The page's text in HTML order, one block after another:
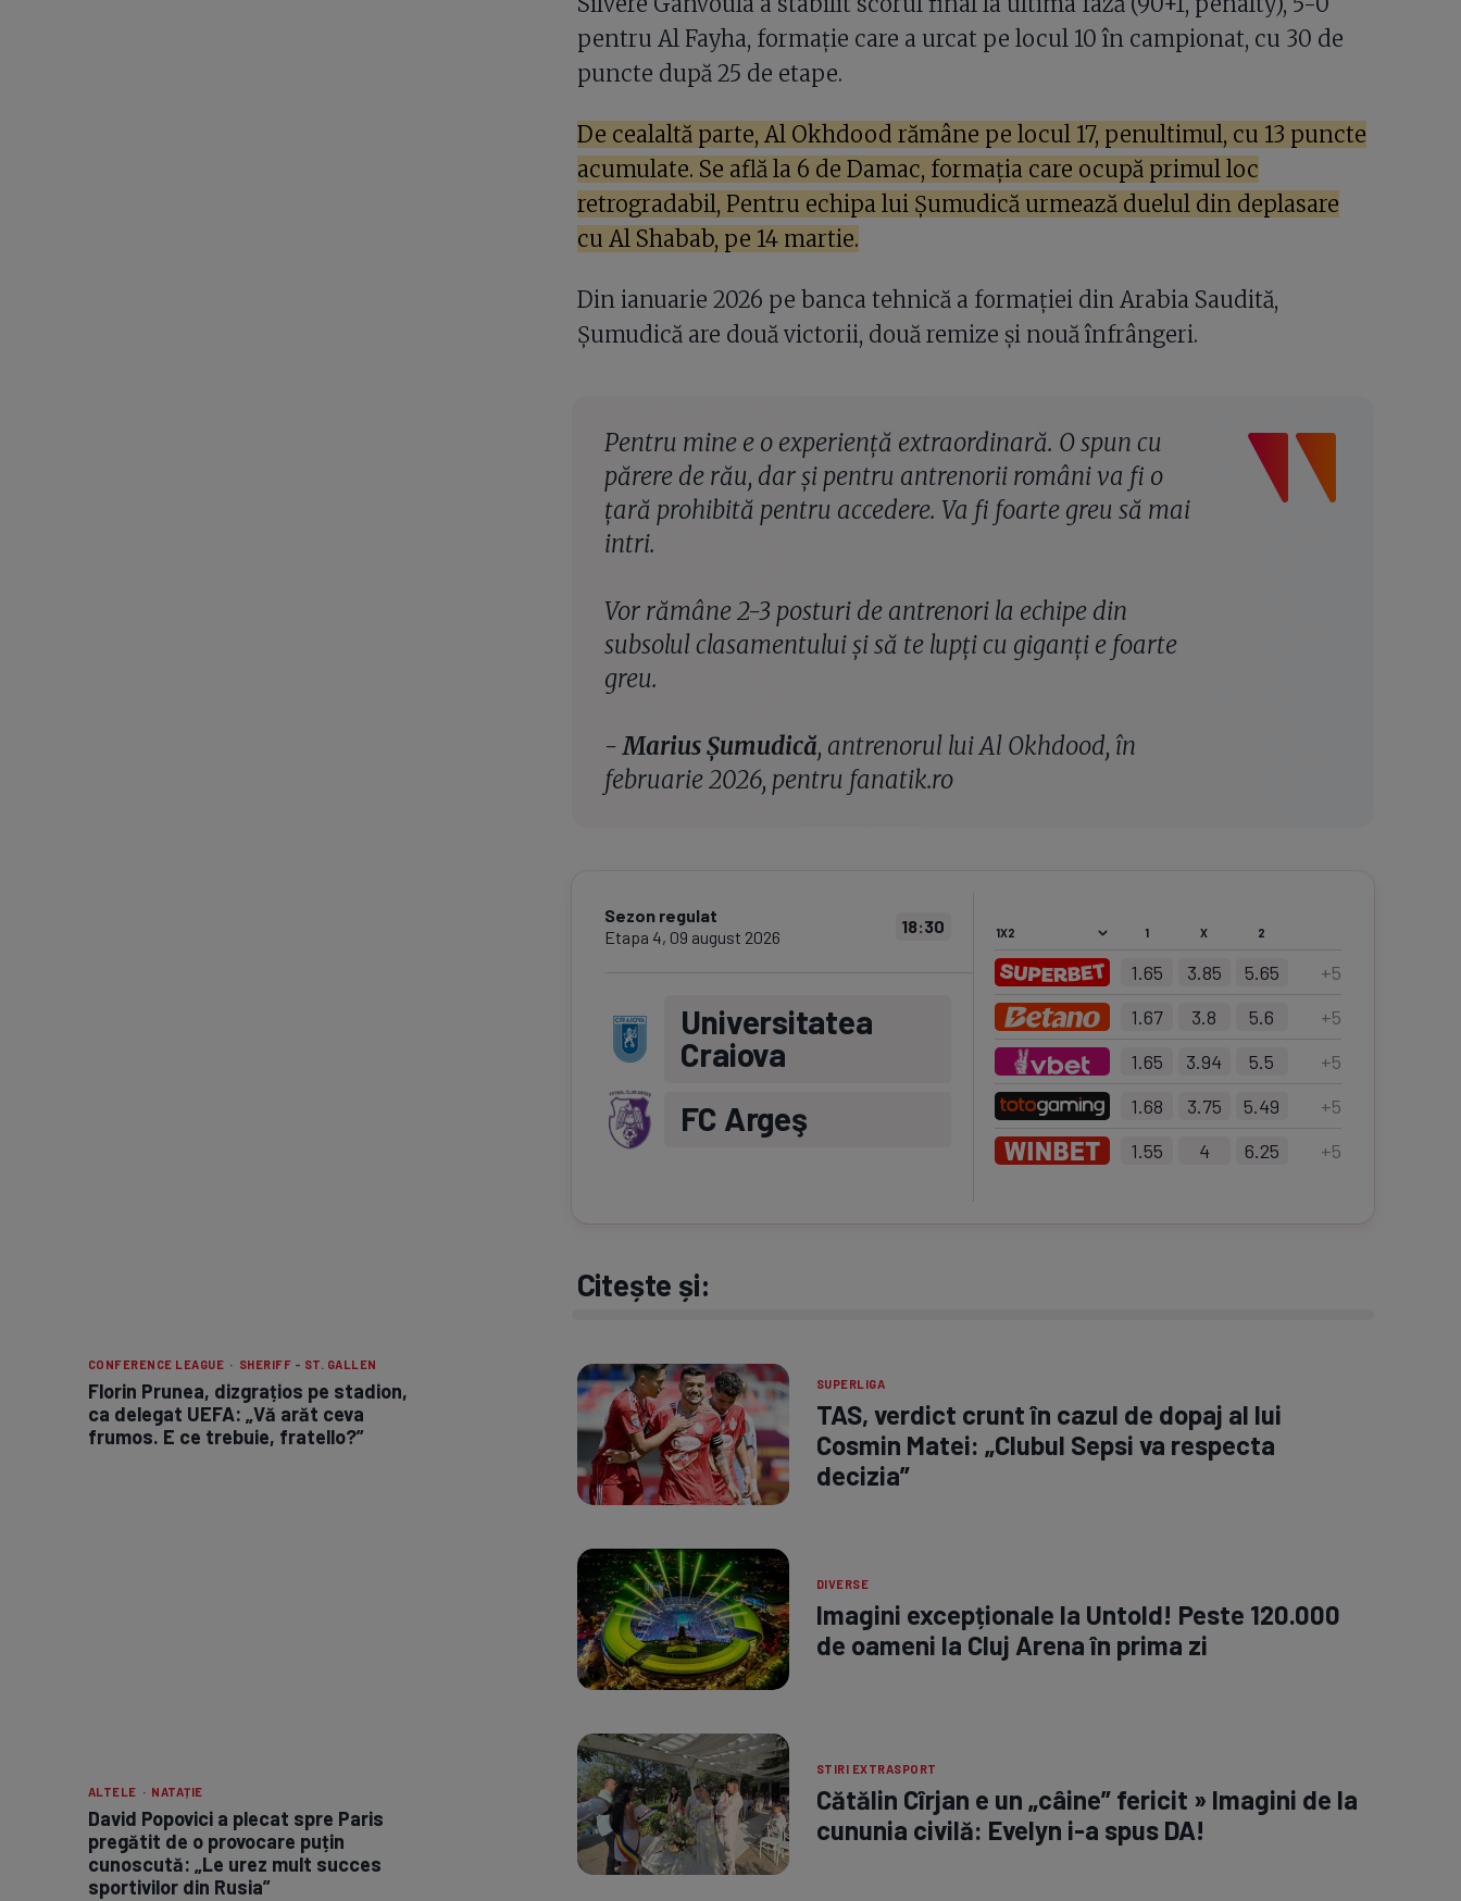
CONFERENCE LEAGUE · SHERIFF - ST. GALLEN
Florin Prunea, dizgrațios pe stadion,
ca delegat UEFA: „Vă arăt ceva
frumos. E ce trebuie, fratello?”
ALTELE · NATAȚIE
David Popovici a plecat spre Paris
pregătit de o provocare puțin
cunoscută: „Le urez mult succes
sportivilor din Rusia”
pentru Al Fayha, formație care a urcat pe locul 10 în campionat, cu 30 de
puncte după 25 de etape.
De cealaltă parte, Al Okhdood rămâne pe locul 17, penultimul, cu 13 puncte
acumulate. Se află la 6 de Damac, formația care ocupă primul loc
retrogradabil, Pentru echipa lui Șumudică urmează duelul din deplasare
cu Al Shabab, pe 14 martie.
Din ianuarie 2026 pe banca tehnică a formației din Arabia Saudită,
Șumudică are două victorii, două remize și nouă înfrângeri.
Pentru mine e o experiență extraordinară. O spun cu
părere de rău, dar și pentru antrenorii români va fi o
țară prohibită pentru accedere. Va fi foarte greu să mai
intri.
Vor rămâne 2-3 posturi de antrenori la echipe din
subsolul clasamentului și să te lupți cu giganți e foarte
greu.
-Marius Șumudică, antrenorul lui Al Okhdood, în
februarie 2026, pentru fanatik.ro
Sezon regulat
Etapa 4, 09 august 2026
18:30
Universitatea
Craiova
FC Argeş
1 X 2
1.65 3.85 5.65 +5
1.67
3.8 5.6 +5
1.65
3.94 5.5 +5
1.68
3.75 5.49 +5
1.55
4 6.25 +5
Citește și:
SUPERLIGA
TAS, verdict crunt în cazul de dopaj al lui
Cosmin Matei: „Clubul Sepsi va respecta
decizia”
DIVERSE
Imagini excepționale la Untold! Peste 120.000
de oameni la Cluj Arena în prima zi
STIRI EXTRASPORT
Cătălin Cîrjan e un „câine” fericit » Imagini de la
cununia civilă: Evelyn i-a spus DA!